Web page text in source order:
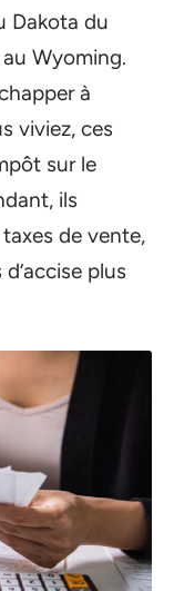
Dakota du
Wyoming.
à
viviez, ces
sur le
ils
de vente,
plus